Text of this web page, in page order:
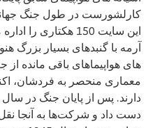
کارلشورست در طول جنگ
آرمه با گنبدهای بسیار بزرگ
های هواپیماهای باقی مانده از
معماری منحصر به فردشان،
دست داد و شرکت‌ها به آنجا